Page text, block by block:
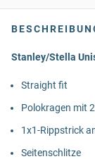
Stanley/Stella
Straight fit
Polokragen mit
1x1-Rippstrick
Seitenschlitze